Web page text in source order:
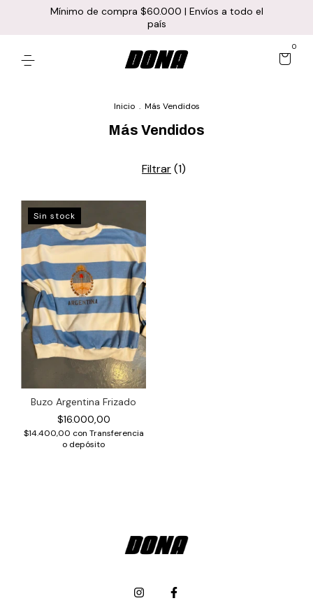
Mínimo de compra $60.000 | Envíos a todo el
país
0
Inicio . Más Vendidos
Más Vendidos
Filtrar(1)
Sin stock
Buzo Argentina Frizado
$16.000,00
$14.400,00 con Transferencia
o depósito